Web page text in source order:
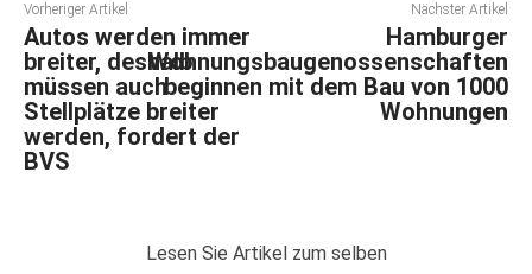
Vorheriger Artikel
Autos werden immer
breiter, deshalb
müssen auch
Stellplätze breiter
werden, fordert der
BVS
Nächster Artikel
Hamburger
Wohnungsbaugenossenschaften
beginnen mit dem Bau von 1000
Wohnungen
Lesen Sie Artikel zum selben